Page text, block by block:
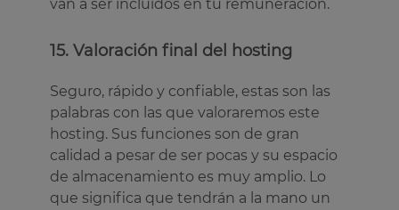
van a ser incluidos en tu remuneración.
15. Valoración final del hosting
Seguro, rápido y confiable, estas son las
palabras con las que valoraremos este
hosting. Sus funciones son de gran
calidad a pesar de ser pocas y su espacio
de almacenamiento es muy amplio. Lo
que significa que tendrán a la mano un